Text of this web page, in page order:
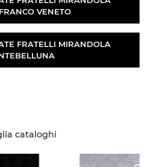
VENETO
FRATELLI MIRANDOLA
cataloghi